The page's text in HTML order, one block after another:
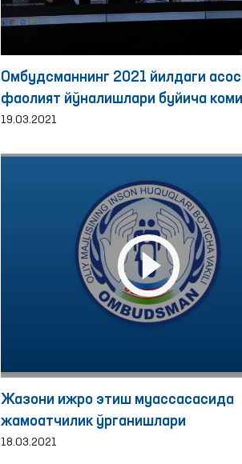
Омбудсманнинг 2021 йилдаги
фаолият йўналишлари буйича
йиғилиши бўлиб ўтди.
19.03.2021
Жазони ижро этиш муассасасида
жамоатчилик ўрганишлари
18.03.2021